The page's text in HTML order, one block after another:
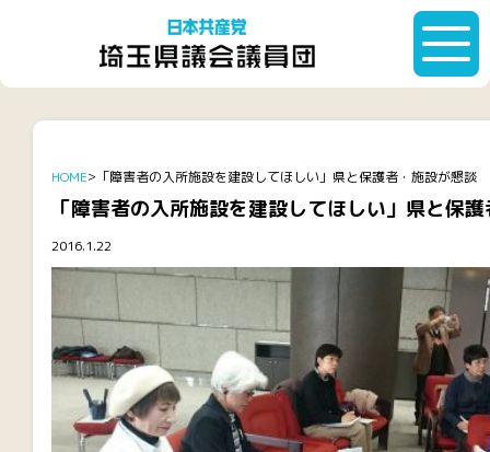
HOME 「障害者の入所施設を建設してほしい」県と保護者・施設が懇談
「障害者の入所施設を建設してほしい」県と保
2016.1.22